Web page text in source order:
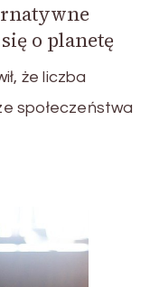
o planetę
że liczba
społeczeństwa